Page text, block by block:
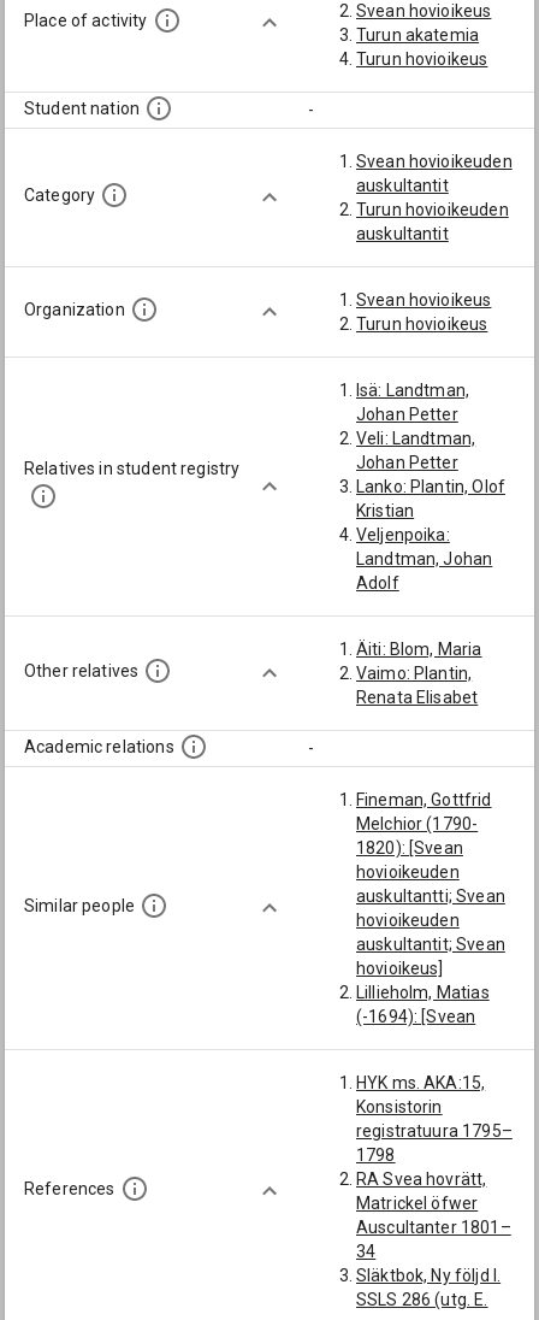
Place of activity
Svean hovioikeus
Turun akatemia
Turun hovioikeus
Student nation -
Category
Svean hovioikeuden
auskultantit
Turun hovioikeuden
auskultantit
Organization
Svean hovioikeus
Turun hovioikeus
Relatives in student registry
Isä: Landtman,
Johan Petter
Veli: Landtman,
Johan Petter
Lanko: Plantin, Olof
Kristian
Veljenpoika:
Landtman, Johan
Adolf
Other relatives
Äiti: Blom, Maria
Vaimo: Plantin,
Renata Elisabet
Academic relations -
Similar people
Fineman, Gottfrid
Melchior (1790-
1820): [Svean
hovioikeuden
auskultantti; Svean
hovioikeuden
auskultantit; Svean
hovioikeus]
Lillieholm, Matias
(-1694): [Svean
hovioikeuden
auskultantit; Svean
hovioikeus]
Fleming, Erland:
[Svean
hovioikeuden
auskultantti; Svean
hovioikeuden
auskultantit; Svean
hovioikeus]
References
HYK ms. AKA:15,
Konsistorin
registratuura 1795–
1798
RA Svea hovrätt,
Matrickel öfwer
Auscultanter 1801–
34
Släktbok, Ny följd I.
SSLS 286 (utg. E.